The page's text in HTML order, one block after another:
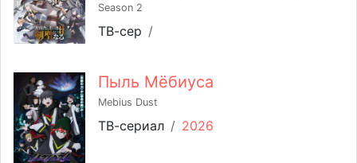
Season 2
ТВ-сер /
Пыль Мёбиуса
Mebius Dust
ТВ-сериал / 2026